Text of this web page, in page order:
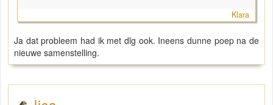
Klara
Ja dat probleem had ik met dlg ook. Ineens dunne poep na de
nieuwe samenstelling.